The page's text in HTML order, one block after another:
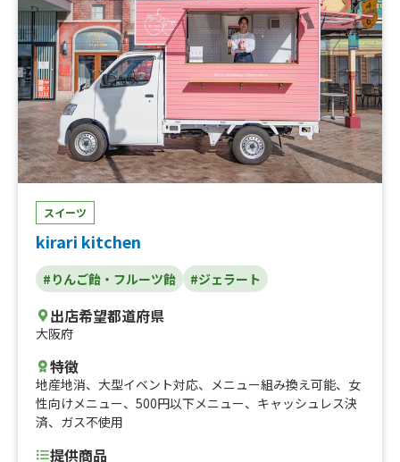
リンク S、ドリンク L、お茶 L、フライドポテト フ
ル、たこせん、お茶 S、メンチカツ、あ。、あ、。
スイーツ
kirari kitchen
#りんご飴・フルーツ飴 #ジェラート
出店希望都道府県
大阪府
特徴
地産地消、 大型イベント対応、 メニュー組み換え可能、 女
性向けメニュー、 500円以下メニュー、 キャッシュレス決
済、 ガス不使用
提供商品